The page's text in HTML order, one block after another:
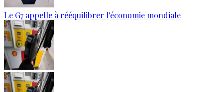
Le G7 appelle à rééquilibrer l'économie mondiale